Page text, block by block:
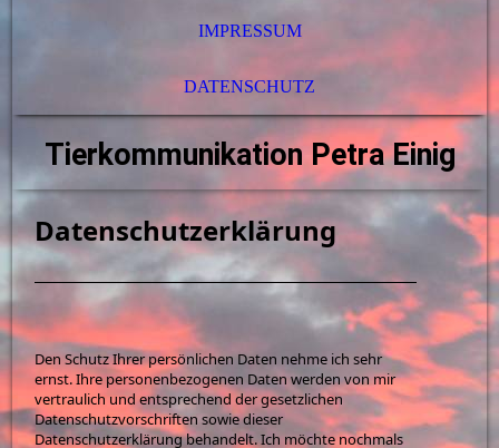
IMPRESSUM
DATENSCHUTZ
Tierkommunikation Petra Einig
Datenschutzerklärung
Den Schutz Ihrer persönlichen Daten nehme ich sehr
ernst. Ihre personenbezogenen Daten werden von mir
vertraulich und entsprechend der gesetzlichen
Datenschutzvorschriften sowie dieser
Datenschutzerklärung behandelt. Ich möchte nochmals